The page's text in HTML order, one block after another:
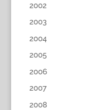
2002
2003
2004
2005
2006
2007
2008